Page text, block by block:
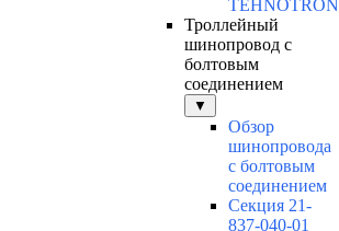
TEHNOTRON
Троллейный
шинопровод с
болтовым
соединением
▼
Обзор
шинопровода
с болтовым
соединением
Секция 21-
837-040-01